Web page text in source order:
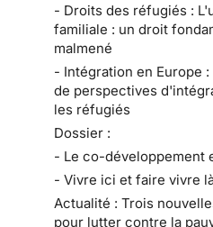
- Droits des réfugiés :
familiale : un droit
malmené
- Intégration en Europe :
de perspectives
les réfugiés
Dossier :
- Le co-développement
- Vivre ici et faire vivre
Actualité : Trois
pour lutter contre la